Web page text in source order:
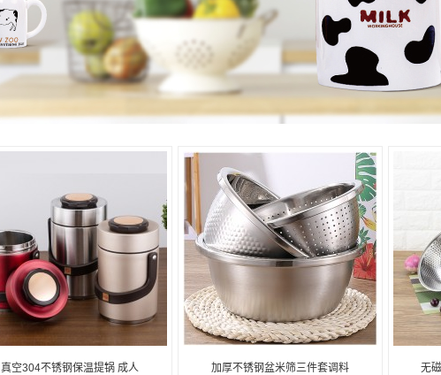
真空304不锈钢保温提锅 成人 加厚不锈钢盆米筛三件套调料 无